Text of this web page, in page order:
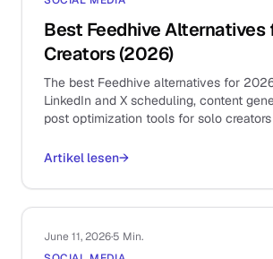
Best Feedhive Alternatives
Creators (2026)
The best Feedhive alternatives for
LinkedIn and X scheduling, content
post optimization tools for solo
Artikel lesen→
June 11, 2026·5 Min.